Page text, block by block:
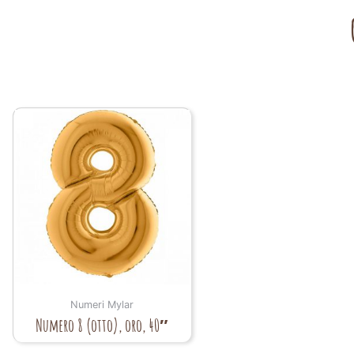
Numeri Mylar
Numero 8 (otto), oro, 40″